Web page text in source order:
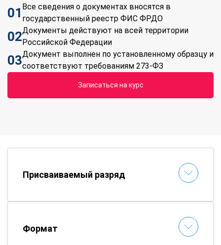
01 Все сведения о документах вносятся в
государственный реестр ФИС ФРДО
02Документы действуют на всей территории
Российской Федерации
03Документ выполнен по установленному образцу и
соответствуют требованиям 273-ФЗ
Записаться на курс
Присваиваемый разряд
Формат